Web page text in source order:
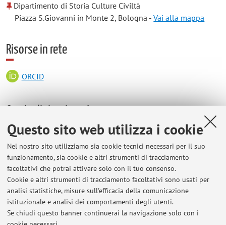
Questo sito web utilizza i cookie
Nel nostro sito utilizziamo sia cookie tecnici necessari per il suo
funzionamento, sia cookie e altri strumenti di tracciamento
facoltativi che potrai attivare solo con il tuo consenso.
Cookie e altri strumenti di tracciamento facoltativi sono usati per
analisi statistiche, misure sull'efficacia della comunicazione
istituzionale e analisi dei comportamenti degli utenti.
Se chiudi questo banner continuerai la navigazione solo con i
Dipartimento di Storia Culture Civiltà
Piazza S.Giovanni in Monte 2, Bologna -Vai alla mappa
Risorse in rete
ORCID
Prossimi ricevimenti
giovedì 4 giugno ore 11,30-13,30
Nel restante mese di giugno la docente, impegnata all'estero,
riceverà online tramite appuntamento